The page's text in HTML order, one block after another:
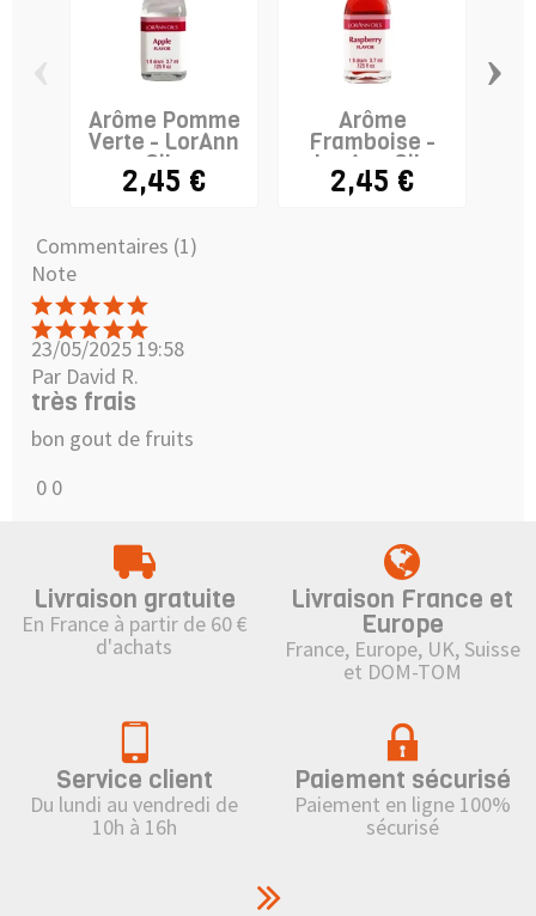
Arôme Pomme
Verte - LorAnn
Oils
2,45 €
Arôme
Framboise -
LorAnn Oils
2,45 €
›
Commentaires (1)
Note
23/05/2025 19:58
Par David R.
très frais
bon gout de fruits
0 0
Livraison gratuite
En France à partir de 60 €
d'achats
Livraison France et
Europe
France, Europe, UK, Suisse
et DOM-TOM
Service client
Du lundi au vendredi de
10h à 16h
Paiement sécurisé
Paiement en ligne 100%
sécurisé